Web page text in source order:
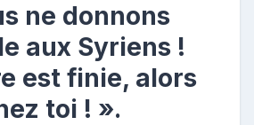
ne donnons
aux Syriens !
est finie, alors
toi ! ».